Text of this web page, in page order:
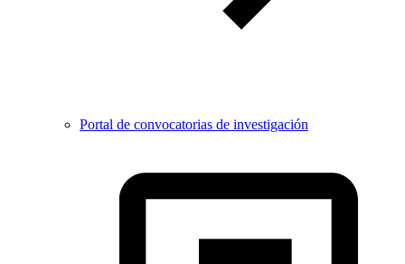
Portal de convocatorias de investigación